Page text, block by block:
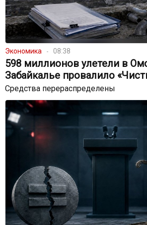
Экономика 08:38
598 миллионов улетели в
Забайкалье провалило
Средства перераспределены